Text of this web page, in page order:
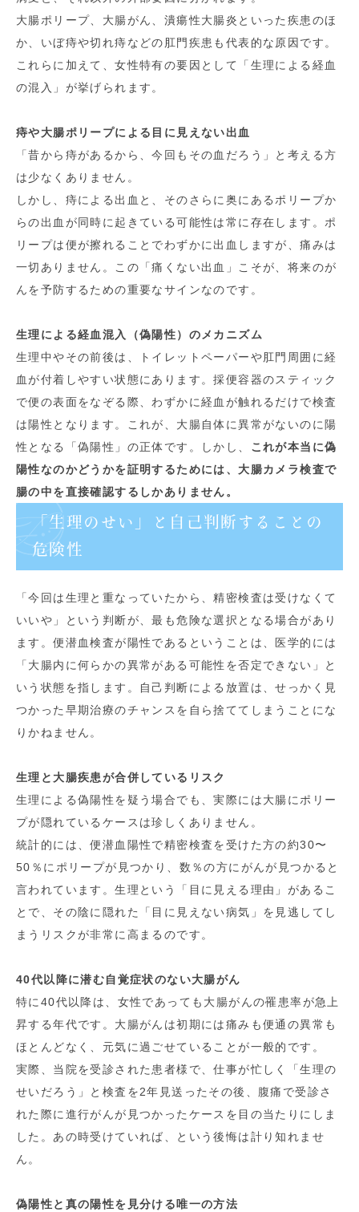
大腸ポリープ、大腸がん、潰瘍性大腸炎といった疾患のほ
か、いぼ痔や切れ痔などの肛門疾患も代表的な原因です。
これらに加えて、女性特有の要因として「生理による経血
の混入」が挙げられます。
痔や大腸ポリープによる目に見えない出血
「昔から痔があるから、今回もその血だろう」と考える方
は少なくありません。
しかし、痔による出血と、そのさらに奥にあるポリープか
らの出血が同時に起きている可能性は常に存在します。ポ
リープは便が擦れることでわずかに出血しますが、痛みは
一切ありません。この「痛くない出血」こそが、将来のが
んを予防するための重要なサインなのです。
生理による経血混入（偽陽性）のメカニズム
生理中やその前後は、トイレットペーパーや肛門周囲に経
血が付着しやすい状態にあります。採便容器のスティック
で便の表面をなぞる際、わずかに経血が触れるだけで検査
は陽性となります。これが、大腸自体に異常がないのに陽
性となる「偽陽性」の正体です。しかし、 これが本当に偽
陽性なのかどうかを証明するためには、大腸カメラ検査で
腸の中を直接確認するしかありません。
「生理のせい」と自己判断することの
危険性
「今回は生理と重なっていたから、精密検査は受けなくて
いいや」という判断が、最も危険な選択となる場合があり
ます。便潜血検査が陽性であるということは、医学的には
「大腸内に何らかの異常がある可能性を否定できない」と
いう状態を指します。自己判断による放置は、せっかく見
つかった早期治療のチャンスを自ら捨ててしまうことにな
りかねません。
生理と大腸疾患が合併しているリスク
生理による偽陽性を疑う場合でも、実際には大腸にポリー
プが隠れているケースは珍しくありません。
統計的には、便潜血陽性で精密検査を受けた方の約30〜
50％にポリープが見つかり、数％の方にがんが見つかると
言われています。生理という「目に見える理由」があるこ
とで、その陰に隠れた「目に見えない病気」を見逃してし
まうリスクが非常に高まるのです。
40代以降に潜む自覚症状のない大腸がん
特に40代以降は、女性であっても大腸がんの罹患率が急上
昇する年代です。大腸がんは初期には痛みも便通の異常も
ほとんどなく、元気に過ごせていることが一般的です。
実際、当院を受診された患者様で、仕事が忙しく「生理の
せいだろう」と検査を2年見送ったその後、腹痛で受診さ
れた際に進行がんが見つかったケースを目の当たりにしま
した。あの時受けていれば、という後悔は計り知れませ
ん。
偽陽性と真の陽性を見分ける唯一の方法